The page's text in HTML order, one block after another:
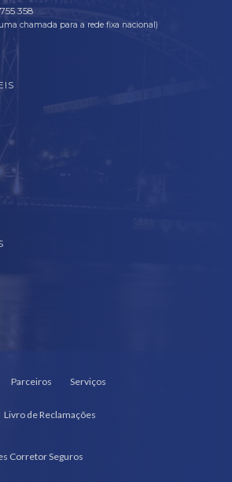
358
chamada para a rede fixa nacional)
Parceiros Serviços
Livro de Reclamações
Corretor Seguros